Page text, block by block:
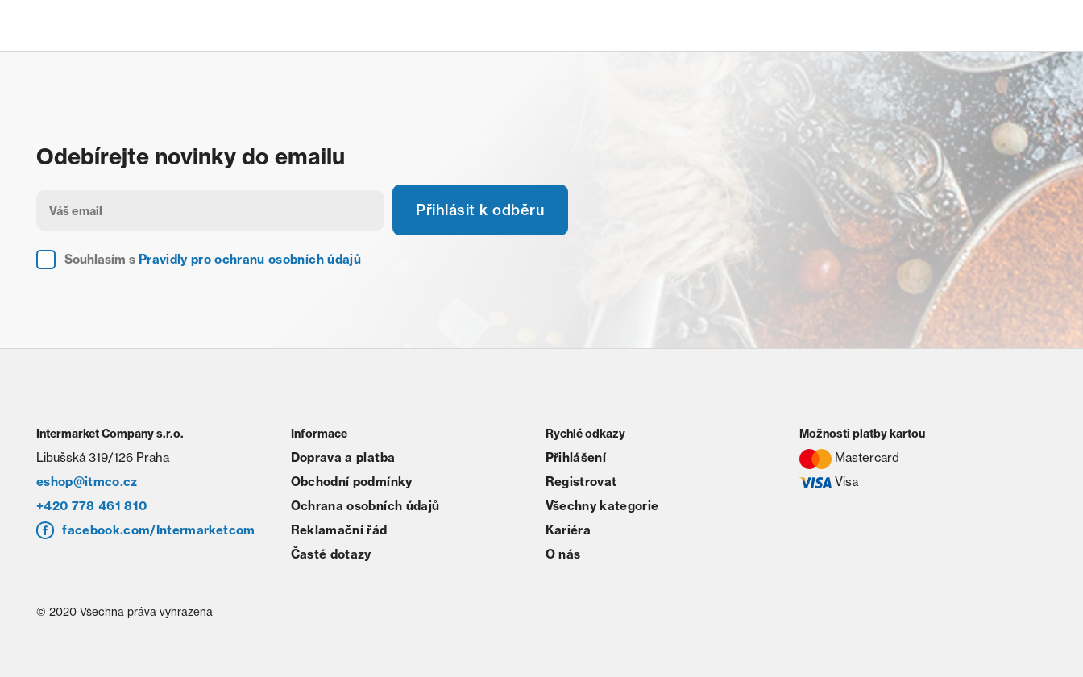
Odebírejte novinky do emailu
Souhlasím s Pravidly pro ochranu osobních údajů
Přihlásit k odběru
Intermarket Company s.r.o.
Libušská 319/126 Praha
eshop@itmco.cz
+420 778 461 810
facebook.com/Intermarketcom
Informace
Doprava a platba
Obchodní podmínky
Ochrana osobních údajů
Reklamační řád
Časté dotazy
Rychlé odkazy
Přihlášení
Registrovat
Všechny kategorie
Kariéra
O nás
Možnosti platby kartou
Mastercard
Visa
© 2020 Všechna práva vyhrazena